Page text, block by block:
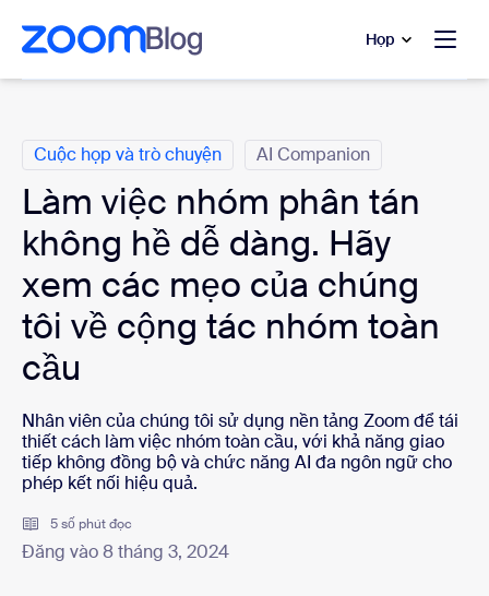
đến nội dung chính
trò chuyện trợ giúp
Họp
Cuộc họp và trò chuyện AI Companion
Làm việc nhóm phân tán
không hề dễ dàng. Hãy
xem các mẹo của chúng
tôi về cộng tác nhóm toàn
cầu
Nhân viên của chúng tôi sử dụng nền tảng Zoom để tái
thiết cách làm việc nhóm toàn cầu, với khả năng giao
tiếp không đồng bộ và chức năng AI đa ngôn ngữ cho
phép kết nối hiệu quả.
5 số phút đọc
Đăng vào 8 tháng 3, 2024